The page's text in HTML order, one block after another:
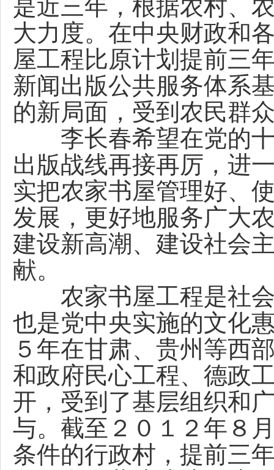
是近三年，根据农村、
大力度。在中央财政和
屋工程比原计划提前三
新闻出版公共服务体系
的新局面，受到农民群
李长春希望在党的十
出版战线再接再厉，进
实把农家书屋管理好、
发展，更好地服务广大
建设新高潮、建设社会
献。
农家书屋工程是社会
也是党中央实施的文化
５年在甘肃、贵州等西
和政府民心工程、德政
开，受到了基层组织和
与。截至２０１２年８
条件的行政村，提前三